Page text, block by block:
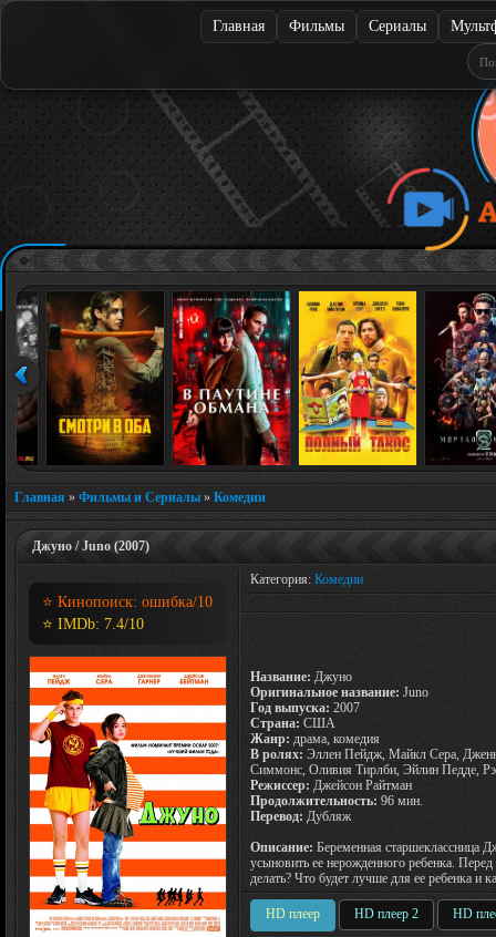
Главная Фильмы Сериалы
Главная » Фильмы и Сериалы » Комедии
Джуно / Juno (2007)
⭐ Кинопоиск: ошибка/10
⭐ IMDb: 7.4/10
Категория: Комедии
Название: Джуно
Оригинальное название: Juno
Год выпуска: 2007
Страна: США
Жанр: драма, комедия
В ролях: Эллен Пейдж, Майкл Сера,
Симмонс, Оливия Тирлби, Эйлин Педде,
Режиссер: Джейсон Райтман
Продолжительность: 96 мин.
Перевод: Дубляж
Описание: Беременная старшеклассница
усыновить ее нерожденного ребенка.
делать? Что будет лучше для ее ребенка
HD плеер HD плеер 2 HD